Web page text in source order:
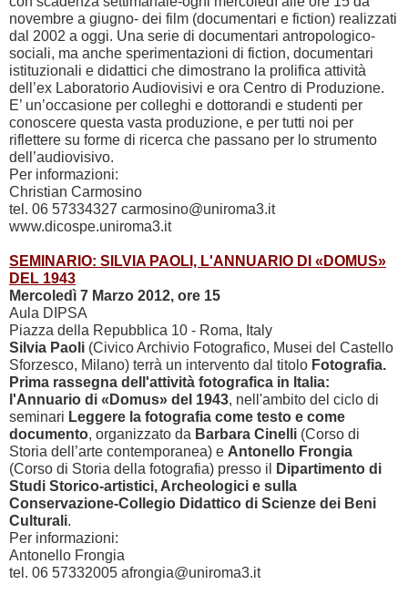
novembre a giugno- dei film (documentari e fiction) realizzati
dal 2002 a oggi. Una serie di documentari antropologico-
sociali, ma anche sperimentazioni di fiction, documentari
istituzionali e didattici che dimostrano la prolifica attività
dell’ex Laboratorio Audiovisivi e ora Centro di Produzione.
E’ un’occasione per colleghi e dottorandi e studenti per
conoscere questa vasta produzione, e per tutti noi per
riflettere su forme di ricerca che passano per lo strumento
dell’audiovisivo.
Per informazioni:
Christian Carmosino
tel. 06 57334327 carmosino@uniroma3.it
www.dicospe.uniroma3.it
SEMINARIO: SILVIA PAOLI, L'ANNUARIO DI «DOMUS»
DEL 1943
Mercoledì 7 Marzo 2012, ore 15
Aula DIPSA
Piazza della Repubblica 10 - Roma, Italy
Silvia Paoli (Civico Archivio Fotografico, Musei del Castello
Sforzesco, Milano) terrà un intervento dal titolo Fotografia.
Prima rassegna dell'attività fotografica in Italia:
l'Annuario di «Domus» del 1943, nell'ambito del ciclo di
seminari Leggere la fotografia come testo e come
documento, organizzato da Barbara Cinelli (Corso di
Storia dell’arte contemporanea) e Antonello Frongia
(Corso di Storia della fotografia) presso il
Dipartimento di
Studi Storico-artistici, Archeologici e sulla
Conservazione-Collegio Didattico di Scienze dei Beni
Culturali.
Per informazioni:
Antonello Frongia
tel. 06 57332005 afrongia@uniroma3.it